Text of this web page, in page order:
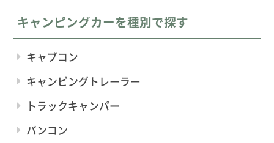
キャンピングカーを種別で探す
キャブコン
キャンピングトレーラー
トラックキャンパー
バンコン